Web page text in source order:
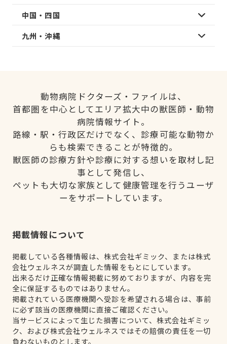
中国・四国
九州・沖縄
動物病院ドクターズ・ファイルは、
首都圏を中心としてエリア拡大中の獣医師・動物
病院情報サイト。
路線・駅・行政区だけでなく、診療可能な動物か
らも検索できることが特徴的。
獣医師の診療方針や診療に対する想いを取材し記
事として発信し、
ペットも大切な家族として健康管理を行うユーザ
ーをサポートしています。
掲載情報について
掲載している各種情報は、株式会社ギミック、または株式
会社ウェルネスが調査した情報をもとにしています。
出来るだけ正確な情報掲載に努めておりますが、内容を完
全に保証するものではありません。
掲載されている医療機関へ受診を希望される場合は、事前
に必ず該当の医療機関に直接ご確認ください。
当サービスによって生じた損害について、株式会社ギミッ
ク、および株式会社ウェルネスではその賠償の責任を一切
負わないものとします。